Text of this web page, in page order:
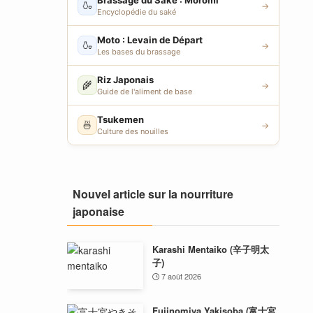
🍶
Encyclopédie du saké
→
🍶 Moto : Levain de Départ
Les bases du brassage
→
🌾 Riz Japonais
Guide de l'aliment de base
→
🍜 Tsukemen
Culture des nouilles
→
Nouvel article sur la nourriture
japonaise
Karashi Mentaiko (辛子明太
子)
7 août 2026